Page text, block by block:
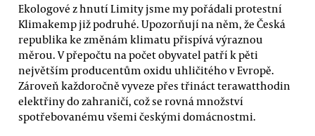
Ekologové z hnutí Limity jsme my pořádali protestní
Klimakemp již podruhé. Upozorňují na něm, že Česká
republika ke změnám klimatu přispívá výraznou
měrou. V přepočtu na počet obyvatel patří k pěti
největším producentům oxidu uhličitého v Evropě.
Zároveň každoročně vyveze přes třináct terawatthodin
elektřiny do zahraničí, což se rovná množství
spotřebovanému všemi českými domácnostmi.